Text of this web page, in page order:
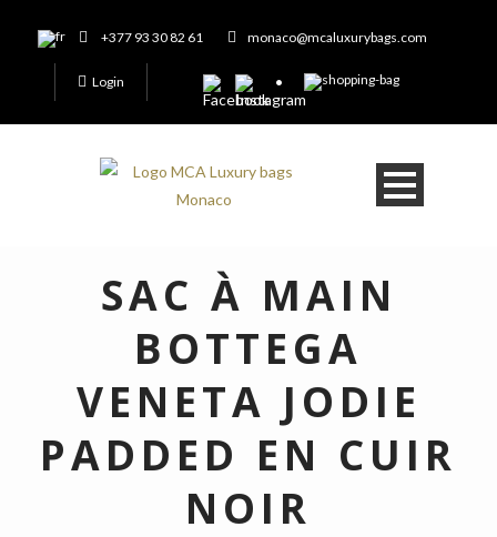
+377 93 30 82 61 monaco@mcaluxurybags.com
Login
SAC À MAIN
BOTTEGA
VENETA JODIE
PADDED EN CUIR
NOIR